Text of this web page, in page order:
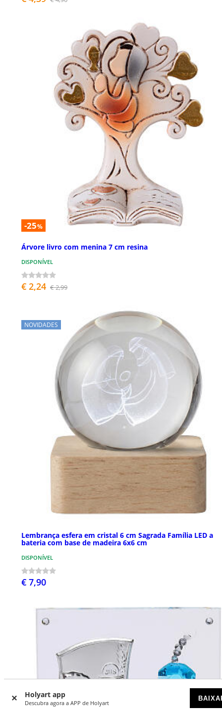
Holyart app
Descubra agora a APP de Holyart
-25%
Árvore livro com menina 7 cm resina
DISPONÍVEL
€ 2,24 € 2,99
NOVIDADES
Lembrança esfera em cristal 6 cm Sagrada Família LED a
bateria com base de madeira 6x6 cm
DISPONÍVEL
€ 7,90